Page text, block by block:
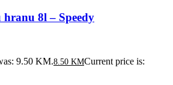
hranu 8l – Speedy
9.50 KM.8.50 KMCurrent price is: